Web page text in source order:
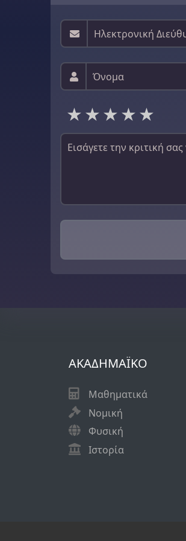
4 stars
3 stars
2 stars
1 star
ΑΚΑΔΗΜΑΪΚO
Μαθηματικά
Νομική
Φυσική
Ιστορία